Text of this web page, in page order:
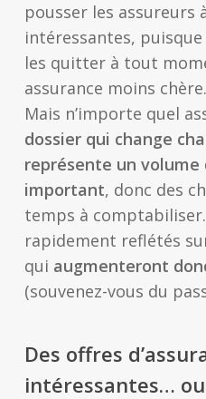
pousser les assureurs
intéressantes,
les quitter à tout
assurance moins chère.
Mais n’importe quel
dossier qui change
représente un
important, donc des
temps à
rapidement reflétés
qui augmenteront
(souvenez-vous du
Des offres
intéressantes… ou